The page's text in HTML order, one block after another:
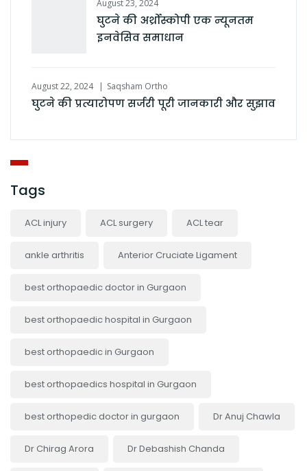
August 23, 2024
घुटने की अर्थ्रोस्कोपी एक न्यूनतम
इनवेसिव समाधान
August 22, 2024 Saqsham Ortho
घुटने की प्रत्यारोपण सर्जरी पूरी जानकारी और सुझाव
Tags
ACL injury ACL surgery ACL tear
ankle arthritis Anterior Cruciate Ligament
best orthopaedic doctor in Gurgaon
best orthopaedic hospital in Gurgaon
best orthopaedic in Gurgaon
best orthopaedics hospital in Gurgaon
best orthopedic doctor in gurgaon Dr Anuj Chawla
Dr Chirag Arora Dr Debashish Chanda